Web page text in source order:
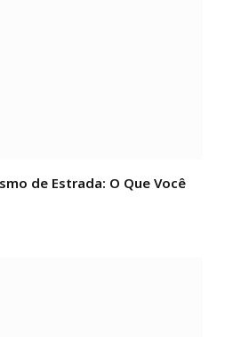
de Estrada: O Que Você